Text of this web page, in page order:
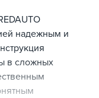
надежным и
в сложных